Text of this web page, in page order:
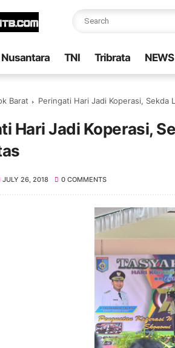
Nusantara TNI Tribrata NEWS
Barat Peringati Hari Jadi Koperasi, Sekda
Hari Jadi Koperasi,
JULY 26, 2018 0 COMMENTS